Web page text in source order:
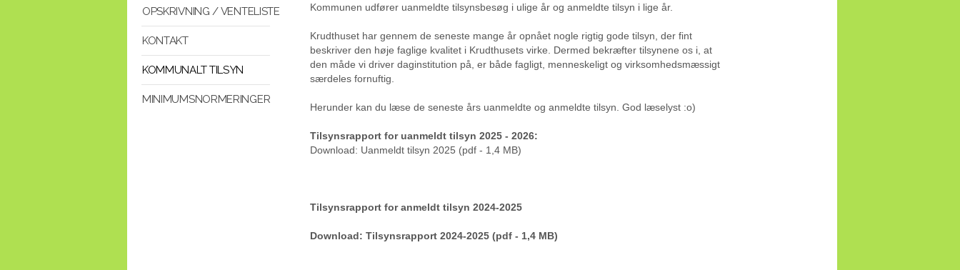
OPSKRIVNING / VENTELISTE
KONTAKT
KOMMUNALT TILSYN
MINIMUMSNORMERINGER
Kommunen udfører uanmeldte tilsynsbesøg i ulige år og anmeldte tilsyn i lige år.
Krudthuset har gennem de seneste mange år opnået nogle rigtig gode tilsyn, der fint
beskriver den høje faglige kvalitet i Krudthusets virke. Dermed bekræfter tilsynene os i, at
den måde vi driver daginstitution på, er både fagligt, menneskeligt og virksomhedsmæssigt
særdeles fornuftig.
Herunder kan du læse de seneste års uanmeldte og anmeldte tilsyn. God læselyst :o)
Tilsynsrapport for uanmeldt tilsyn 2025 - 2026:
Download: Uanmeldt tilsyn 2025 (pdf - 1,4 MB)
Tilsynsrapport for anmeldt tilsyn 2024-2025
Download: Tilsynsrapport 2024-2025 (pdf - 1,4 MB)